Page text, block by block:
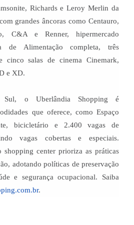
Richards e Leroy Merlin da
grandes âncoras como Centauro,
C&A e Renner, hipermercado
de Alimentação completa, três
cinco salas de cinema Cinemark,
3D e XD.
Sul, o Uberlândia Shopping é
que oferece, como Espaço
bicicletário e 2.400 vagas de
vagas cobertas e especiais.
center prioriza as práticas
adotando políticas de preservação
e segurança ocupacional. Saiba
.